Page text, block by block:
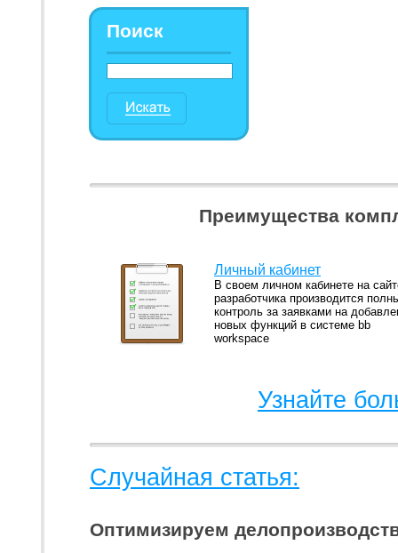
Поиск
Преимущества
Личный кабинет
В своем личном кабинете на
разработчика производится
контроль за заявками на
новых функций в системе bb
workspace
Узнайте
Случайная статья:
Оптимизируем